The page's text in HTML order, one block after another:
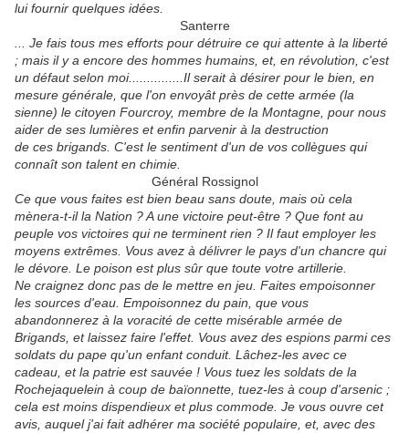
lui fournir quelques idées.
Santerre
... Je fais tous mes efforts pour détruire ce qui attente à la liberté
; mais il y a encore des hommes humains, et, en révolution, c'est
un défaut selon moi...............Il serait à désirer pour le bien, en
mesure générale, que l'on envoyât près de cette armée (la
sienne) le citoyen Fourcroy, membre de la Montagne, pour nous
aider de ses lumières et enfin parvenir à la destruction
de ces brigands. C'est le sentiment d'un de vos collègues qui
connaît son talent en chimie.
Général Rossignol
Ce que vous faites est bien beau sans doute, mais où cela
mènera-t-il la Nation ? A une victoire peut-être ? Que font au
peuple vos victoires qui ne terminent rien ? Il faut employer les
moyens extrêmes. Vous avez à délivrer le pays d'un chancre qui
le dévore. Le poison est plus sûr que toute votre artillerie.
Ne craignez donc pas de le mettre en jeu. Faites empoisonner
les sources d'eau. Empoisonnez du pain, que vous
abandonnerez à la voracité de cette misérable armée de
Brigands, et laissez faire l'effet. Vous avez des espions parmi ces
soldats du pape qu'un enfant conduit. Lâchez-les avec ce
cadeau, et la patrie est sauvée ! Vous tuez les soldats de la
Rochejaquelein à coup de baïonnette, tuez-les à coup d'arsenic ;
cela est moins dispendieux etplus commode. Je vous ouvre cet
avis, auquel j'ai fait adhérer ma société populaire, et, avec des